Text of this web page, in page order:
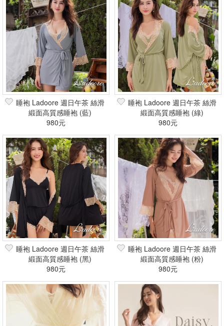
睡袍 Ladoore 週日午茶 絲滑
緞面高質感睡袍 (藍)
980元
睡袍 Ladoore 週日午茶 絲滑
緞面高質感睡袍 (綠)
980元
睡袍 Ladoore 週日午茶 絲滑
緞面高質感睡袍 (黑)
980元
睡袍 Ladoore 週日午茶 絲滑
緞面高質感睡袍 (粉)
980元